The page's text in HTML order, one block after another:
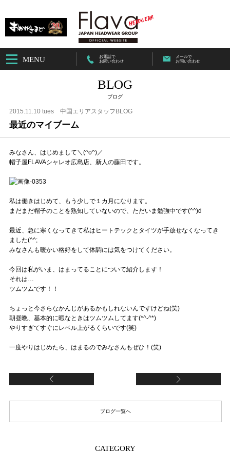
MENU
お電話で
お問い合わせ
メールで
お問い合わせ
BLOG
ブログ
2015.11.10 tues 中国エリアスタッフBLOG
最近のマイブーム
みなさん、はじめまして＼(^o^)／
帽子屋FLAVAシャレオ広島店、新人の藤田です。
私は働きはじめて、もう少しで１カ月になります。
まだまだ帽子のことを熟知していないので、ただいま勉強中です(^^)d
最近、急に寒くなってきて私はヒートテックとタイツが手放せなくなってき
ました(^^;
みなさんも暖かい格好をして体調には気をつけてください。
今回は私がいま、はまってることについて紹介します！
それは…
ツムツムです！！
ちょっと今さらなかんじがあるかもしれないんですけどね(笑)
朝昼晩、基本的に暇なときはツムツムしてます(*^-^*)
やりすぎてすぐにレベル上がるくらいです(笑)
一度やりはじめたら、はまるのでみなさんもぜひ！(笑)
ブログ一覧へ
CATEGORY